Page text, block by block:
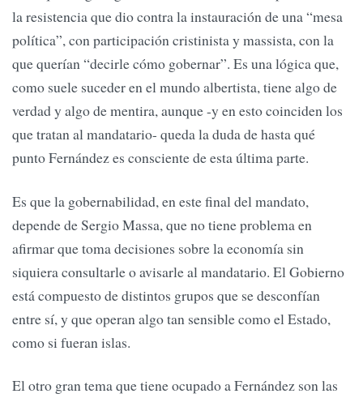
la resistencia que dio contra la instauración de una “mesa
política”, con participación cristinista y massista, con la
que querían “decirle cómo gobernar”. Es una lógica que,
como suele suceder en el mundo albertista, tiene algo de
verdad y algo de mentira, aunque -y en esto coinciden los
que tratan al mandatario- queda la duda de hasta qué
punto Fernández es consciente de esta última parte.
Es que la gobernabilidad, en este final del mandato,
depende de Sergio Massa, que no tiene problema en
afirmar que toma decisiones sobre la economía sin
siquiera consultarle o avisarle al mandatario. El Gobierno
está compuesto de distintos grupos que se desconfían
entre sí, y que operan algo tan sensible como el Estado,
como si fueran islas.
El otro gran tema que tiene ocupado a Fernández son las